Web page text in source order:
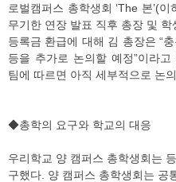
로벌캠퍼스 총학생회 ‘The 본’(
무기한 연장 발표 직후 총장 및
등록금 환급에 대해 김 총장은 “
등을 추가로 논의할 예정”이라
팀에 따르면 아직 세부적으로 논
◆총학의 요구와 학교의 대응
우리학교 양 캠퍼스 총학생회는
구했다. 양 캠퍼스 총학생회는 공